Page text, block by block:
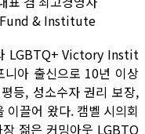
& Institute
LGBTQ+ Victory Instit
아 출신으로 10년 이상
등, 성소수자 권리 보장,
이끌어 왔다. 캠벨 시의회
젊은 커밍아웃 LGBTQ